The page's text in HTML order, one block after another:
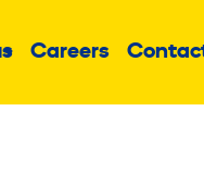
SubCareers